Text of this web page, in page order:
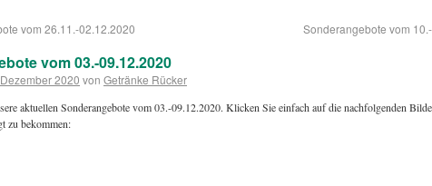
vom 26.11.-02.12.2020 Sonderangebote vom
vom 03.-09.12.2020
2020 von Getränke Rücker
aktuellen Sonderangebote vom 03.-09.12.2020. Klicken Sie einfach auf die nachfolgenden
zu bekommen: